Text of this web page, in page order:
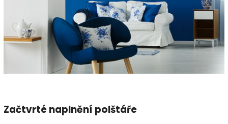
Začtvrté naplnění polštáře